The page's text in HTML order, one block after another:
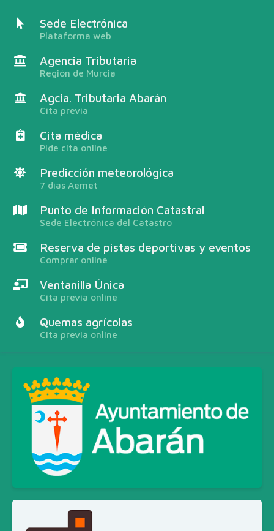
Sede Electrónica
Plataforma web
Agencia Tributaria
Región de Murcia
Agcia. Tributaria Abarán
Cita previa
Cita médica
Pide cita online
Predicción meteorológica
7 días Aemet
Punto de Información Catastral
Sede Electrónica del Catastro
Reserva de pistas deportivas y eventos
Comprar online
Ventanilla Única
Cita previa online
Quemas agrícolas
Cita previa online